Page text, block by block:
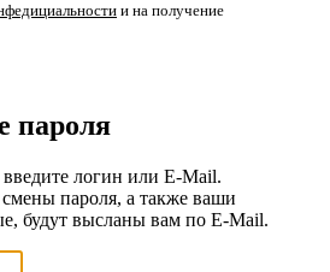
и на получение
пароля
логин или E-Mail.
пароля, а также ваши
будут высланы вам по E-Mail.